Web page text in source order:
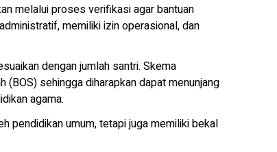
melalui proses verifikasi agar bantuan
memiliki izin operasional, dan
dengan jumlah santri. Skema
(BOS) sehingga diharapkan dapat menunjang
agama.
pendidikan umum, tetapi juga memiliki bekal